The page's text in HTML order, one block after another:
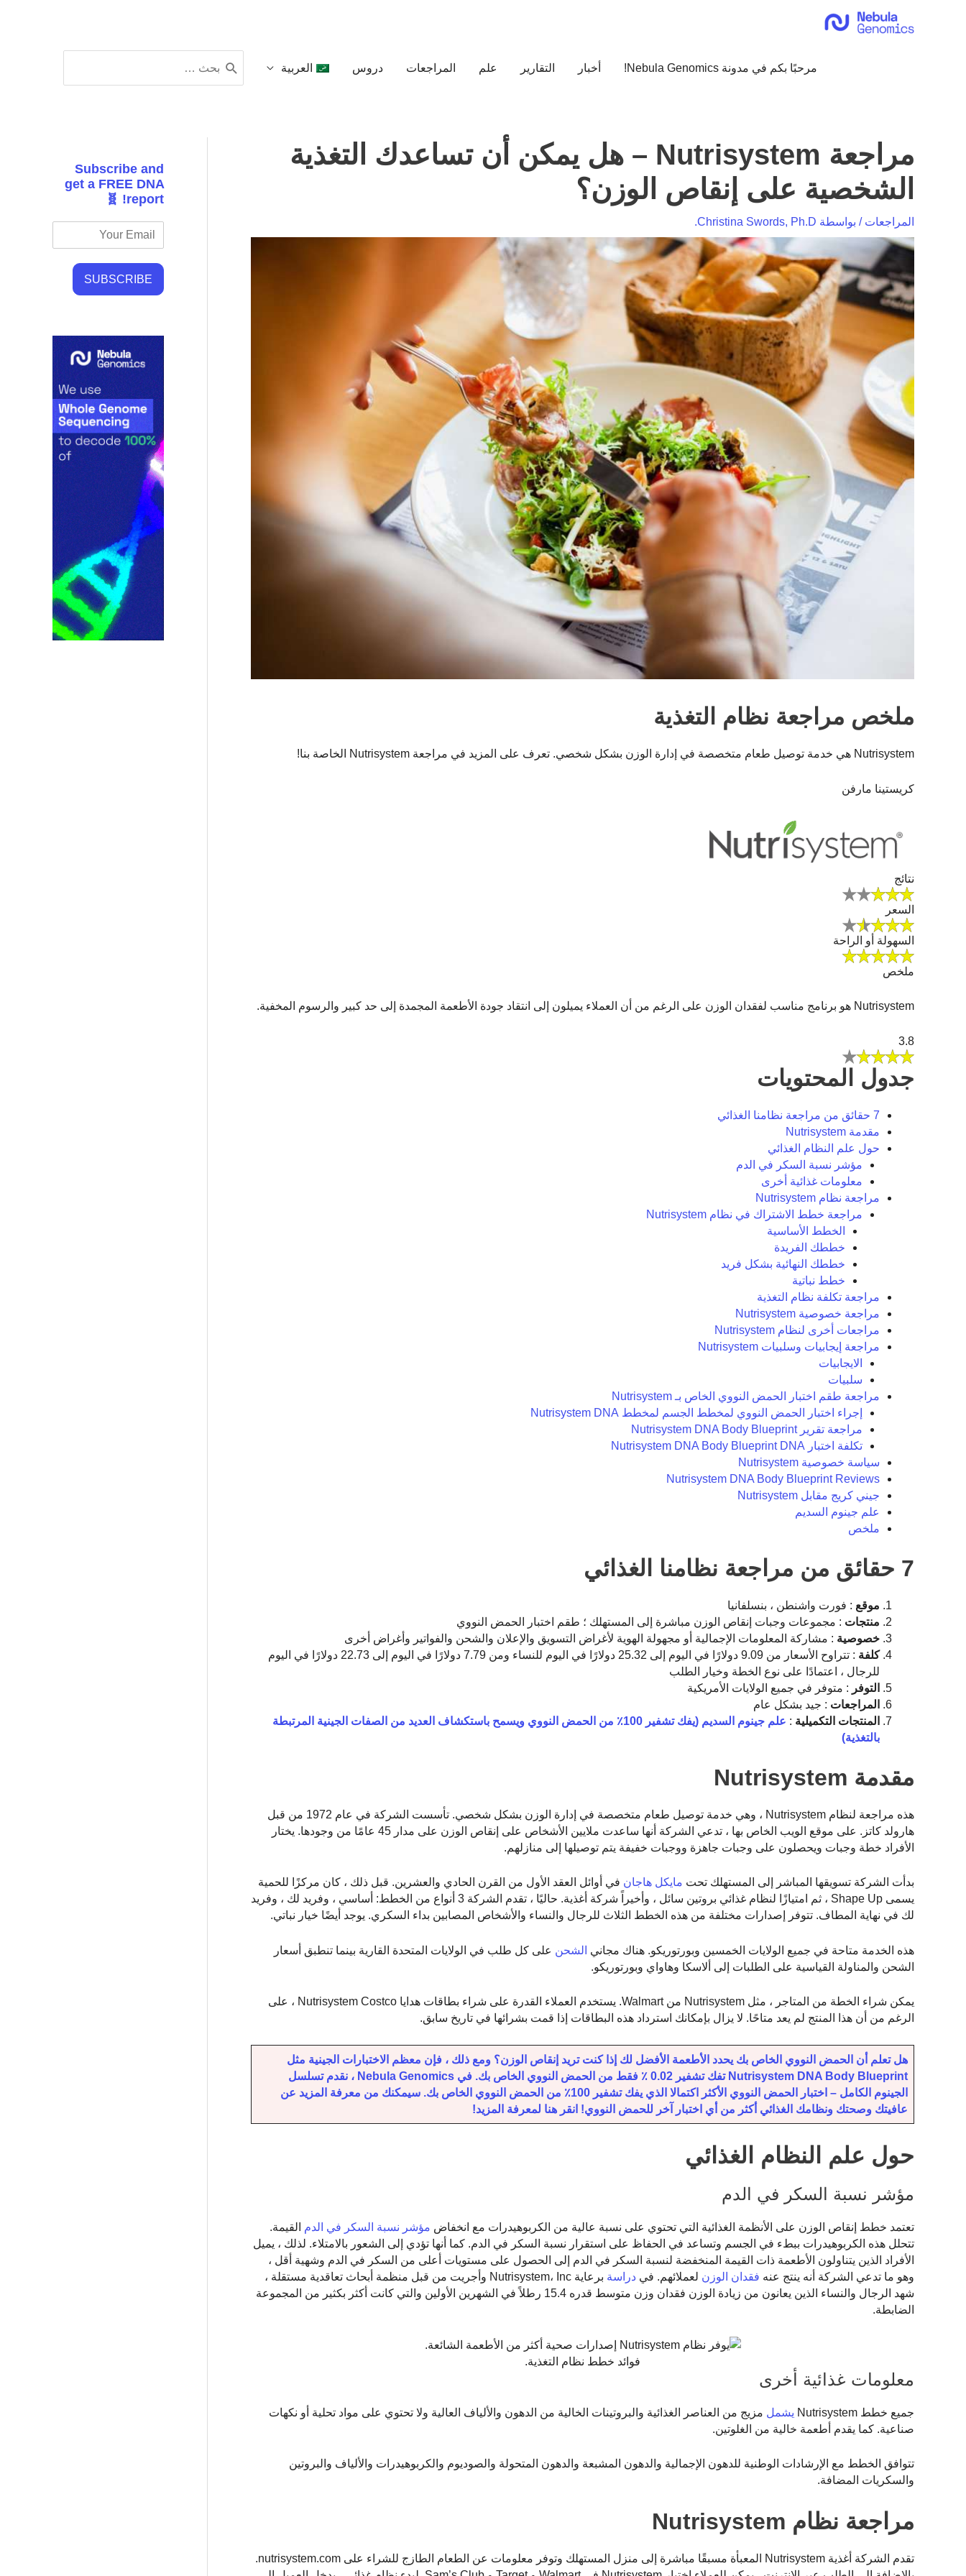
مرحبًا بكم في مدونة Nebula Genomics! أخبار التقارير علم المراجعات دروس العربية
عن:
مراجعة Nutrisystem – هل يمكن أن تساعدك التغذية
الشخصية على إنقاص الوزن؟
المراجعات / بواسطة Christina Swords, Ph.D.
ملخص مراجعة نظام التغذية
Nutrisystem هي خدمة توصيل طعام متخصصة في إدارة الوزن بشكل شخصي. تعرف على المزيد في مراجعة Nutrisystem الخاصة بنا!
كريستينا مارفن
نتائج
السعر
السهولة أو الراحة
ملخص
Nutrisystem هو برنامج مناسب لفقدان الوزن على الرغم من أن العملاء يميلون إلى انتقاد جودة الأطعمة المجمدة إلى حد كبير والرسوم المخفية.
3.8
جدول المحتويات
7 حقائق من مراجعة نظامنا الغذائي
مقدمة Nutrisystem
حول علم النظام الغذائي
مؤشر نسبة السكر في الدم
معلومات غذائية أخرى
مراجعة نظام Nutrisystem
مراجعة خطط الاشتراك في نظام Nutrisystem
الخطط الأساسية
خططك الفريدة
خططك النهائية بشكل فريد
خطط نباتية
مراجعة تكلفة نظام التغذية
مراجعة خصوصية Nutrisystem
مراجعات أخرى لنظام Nutrisystem
مراجعة إيجابيات وسلبيات Nutrisystem
الايجابيات
سلبيات
مراجعة طقم اختبار الحمض النووي الخاص بـ Nutrisystem
إجراء اختبار الحمض النووي لمخطط الجسم لمخطط Nutrisystem DNA
مراجعة تقرير Nutrisystem DNA Body Blueprint
تكلفة اختبار Nutrisystem DNA Body Blueprint DNA
سياسة خصوصية Nutrisystem
Nutrisystem DNA Body Blueprint Reviews
جيني كريج مقابل Nutrisystem
علم جينوم السديم
ملخص
7 حقائق من مراجعة نظامنا الغذائي
موقع : فورت واشنطن ، بنسلفانيا
منتجات : مجموعات وجبات إنقاص الوزن مباشرة إلى المستهلك ؛ طقم اختبار الحمض النووي
خصوصية : مشاركة المعلومات الإجمالية أو مجهولة الهوية لأغراض التسويق والإعلان والشحن والفواتير وأغراض أخرى
كلفة
: تتراوح الأسعار من 9.09 دولارًا في اليوم إلى 25.32 دولارًا في اليوم للنساء ومن 7.79 دولارًا في اليوم إلى 22.73 دولارًا في اليوم
للرجال ، اعتمادًا على نوع الخطة وخيار الطلب
التوفر : متوفر في جميع الولايات الأمريكية
المراجعات : جيد بشكل عام
المنتجات التكميلية :
علم جينوم السديم (يفك تشفير 100٪ من الحمض النووي ويسمح باستكشاف العديد من الصفات الجينية المرتبطة
بالتغذية)
مقدمة Nutrisystem
هذه مراجعة لنظام Nutrisystem ، وهي خدمة توصيل طعام متخصصة في إدارة الوزن بشكل شخصي. تأسست الشركة في عام 1972 من قبل
هارولد كاتز. على موقع الويب الخاص بها ، تدعي الشركة أنها ساعدت ملايين الأشخاص على إنقاص الوزن على مدار 45 عامًا من وجودها. يختار
الأفراد خطة وجبات ويحصلون على وجبات جاهزة ووجبات خفيفة يتم توصيلها إلى منازلهم.
بدأت الشركة تسويقها المباشر إلى المستهلك تحت مايكل هاجان في أوائل العقد الأول من القرن الحادي والعشرين. قبل ذلك ، كان مركزًا للحمية
يسمى Shape Up ، ثم امتيازًا لنظام غذائي بروتين سائل ، وأخيراً شركة أغذية. حاليًا ، تقدم الشركة 3 أنواع من الخطط: أساسي ، وفريد لك ، وفريد
لك في نهاية المطاف. تتوفر إصدارات مختلفة من هذه الخطط الثلاث للرجال والنساء والأشخاص المصابين بداء السكري. يوجد أيضًا خيار نباتي.
هذه الخدمة متاحة في جميع الولايات الخمسين وبورتوريكو. هناك مجاني الشحن على كل طلب في الولايات المتحدة القارية بينما تنطبق أسعار
الشحن والمناولة القياسية على الطلبات إلى ألاسكا وهاواي وبورتوريكو.
يمكن شراء الخطة من المتاجر ، مثل Nutrisystem من Walmart. يستخدم العملاء القدرة على شراء بطاقات هدايا Nutrisystem Costco ، على
الرغم من أن هذا المنتج لم يعد متاحًا. لا يزال بإمكانك استرداد هذه البطاقات إذا قمت بشرائها في تاريخ سابق.
هل تعلم أن الحمض النووي الخاص بك يحدد الأطعمة الأفضل لك إذا كنت تريد إنقاص الوزن؟ ومع ذلك ، فإن معظم الاختبارات الجينية مثل
Nutrisystem DNA Body Blueprint تفك تشفير 0.02 ٪ فقط من الحمض النووي الخاص بك. في Nebula Genomics ، نقدم تسلسل
الجينوم الكامل – اختبار الحمض النووي الأكثر اكتمالا الذي يفك تشفير 100٪ من الحمض النووي الخاص بك. سيمكنك من معرفة المزيد عن
عافيتك وصحتك ونظامك الغذائي أكثر من أي اختبار آخر للحمض النووي! انقر هنا لمعرفة المزيد!
حول علم النظام الغذائي
مؤشر نسبة السكر في الدم
تعتمد خطط إنقاص الوزن على الأنظمة الغذائية التي تحتوي على نسبة عالية من الكربوهيدرات مع انخفاض مؤشر نسبة السكر في الدم القيمة.
تتحلل هذه الكربوهيدرات ببطء في الجسم وتساعد في الحفاظ على استقرار نسبة السكر في الدم. كما أنها تؤدي إلى الشعور بالامتلاء. لذلك ، يميل
الأفراد الذين يتناولون الأطعمة ذات القيمة المنخفضة لنسبة السكر في الدم إلى الحصول على مستويات أعلى من السكر في الدم وشهية أقل ،
وهو ما تدعي الشركة أنه ينتج عنه فقدان الوزن لعملائهم. في دراسة
برعاية Nutrisystem، Inc وأجريت من قبل منظمة أبحاث تعاقدية مستقلة ،
شهد الرجال والنساء الذين يعانون من زيادة الوزن فقدان وزن متوسط قدره 15.4 رطلاً في الشهرين الأولين والتي كانت أكثر بكثير من المجموعة
الضابطة.
فوائد خطط نظام التغذية.
معلومات غذائية أخرى
جميع خطط Nutrisystem يشمل مزيج من العناصر الغذائية والبروتينات الخالية من الدهون والألياف العالية ولا تحتوي على مواد تحلية أو نكهات
صناعية. كما يقدم أطعمة خالية من الغلوتين.
تتوافق الخطط مع الإرشادات الوطنية للدهون الإجمالية والدهون المشبعة والدهون المتحولة والصوديوم والكربوهيدرات والألياف والبروتين
والسكريات المضافة.
مراجعة نظام Nutrisystem
تقدم الشركة أغذية Nutrisystem المعبأة مسبقًا مباشرة إلى منزل المستهلك وتوفر معلومات عن الطعام الطازج للشراء على nutrisystem.com.
Subscribe and
get a FREE DNA
report! 🧬
SUBSCRIBE